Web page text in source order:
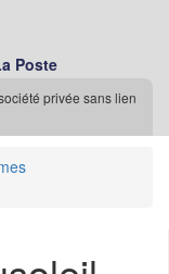
Poste
privée sans lien